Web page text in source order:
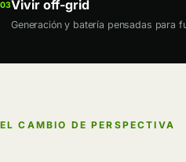
03Vivir off-grid
Generación y batería pensadas para
EL CAMBIO DE PERSPECTIVA